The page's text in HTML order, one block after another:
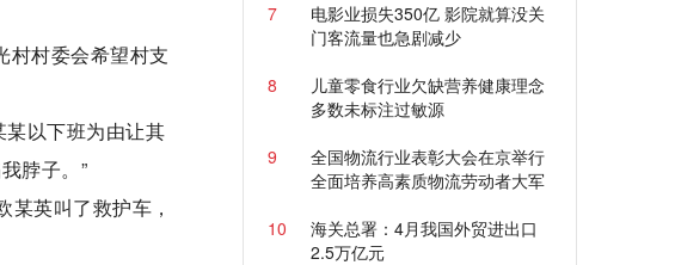
村村委会希望村支
某以下班为由让其
脖子。”
英叫了救护车，
7
电影业损失350亿 影院就算没关
门客流量也急剧减少
8
儿童零食行业欠缺营养健康理念
多数未标注过敏源
9
全国物流行业表彰大会在京举行
全面培养高素质物流劳动者大军
10
海关总署：4月我国外贸进出口
2.5万亿元